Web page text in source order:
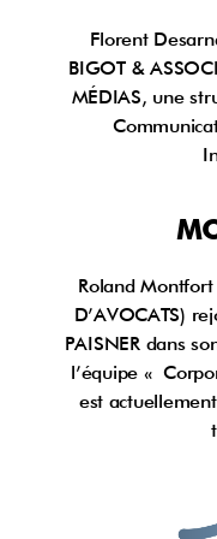
Florent
BIGOT &
MÉDIAS, une
Roland Montfort
D’AVOCATS)
PAISNER dans
l’équipe «
est